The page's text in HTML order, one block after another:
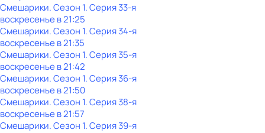
Смешарики. Сезон 1. Серия 33-я
воскресенье в21:25
Смешарики. Сезон 1. Серия 34-я
воскресенье в21:35
Смешарики. Сезон 1. Серия 35-я
воскресенье в21:42
Смешарики. Сезон 1. Серия 36-я
воскресенье в21:50
Смешарики. Сезон 1. Серия 38-я
воскресенье в21:57
Смешарики. Сезон 1. Серия 39-я